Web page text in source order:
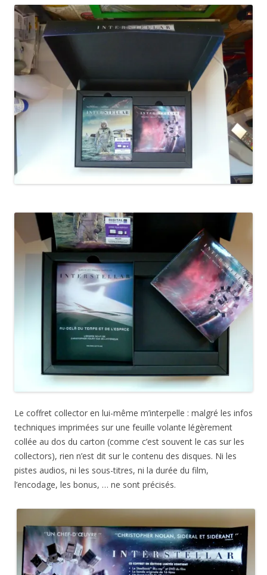
Le coffret collector en lui-même m’interpelle : malgré les infos
techniques imprimées sur une feuille volante légèrement
collée au dos du carton (comme c’est souvent le cas sur les
collectors), rien n’est dit sur le contenu des disques. Ni les
pistes audios, ni les sous-titres, ni la durée du film,
l’encodage, les bonus, … ne sont précisés.